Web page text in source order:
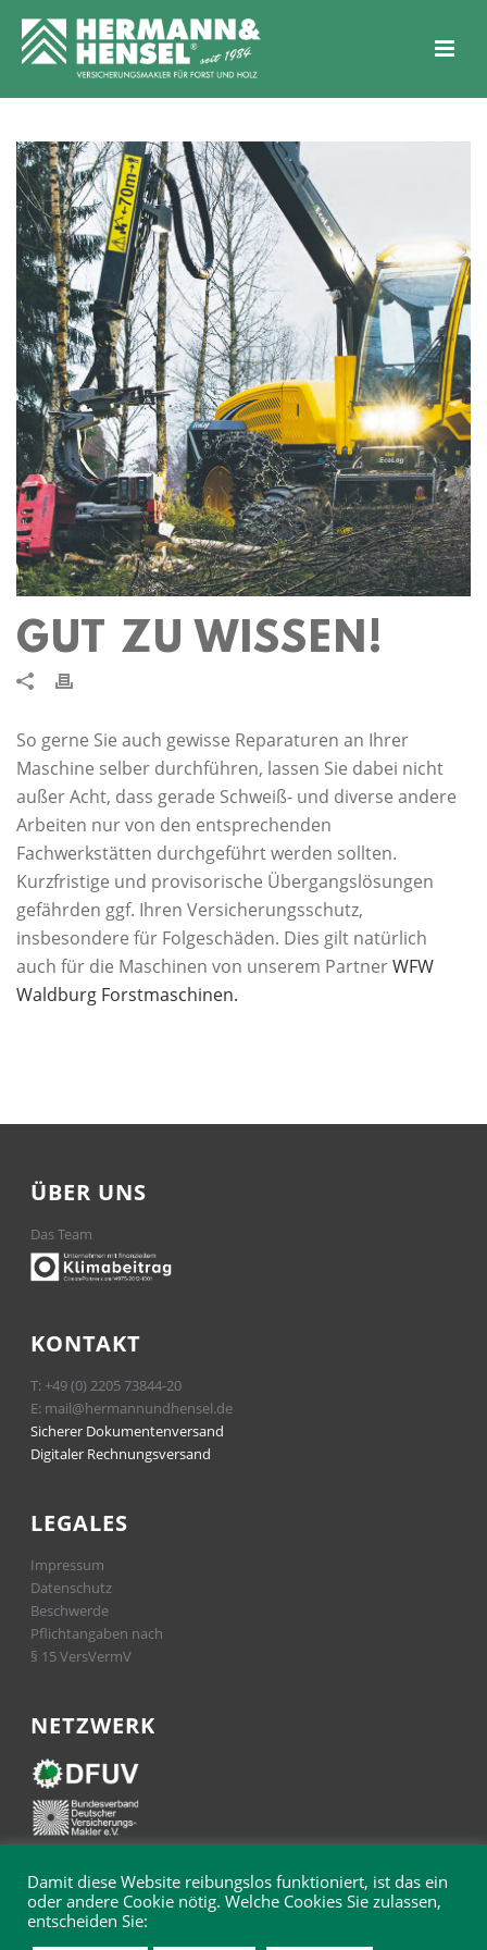
GUT ZU WISSEN!
So gerne Sie auch gewisse Reparaturen an Ihrer
Maschine selber durchführen, lassen Sie dabei nicht
außer Acht, dass gerade Schweiß- und diverse andere
Arbeiten nur von den entsprechenden
Fachwerkstätten durchgeführt werden sollten.
Kurzfristige und provisorische Übergangslösungen
gefährden ggf. Ihren Versicherungsschutz,
insbesondere für Folgeschäden. Dies gilt natürlich
auch für die Maschinen von unserem PartnerWFW
Waldburg Forstmaschinen.
ÜBER UNS
Das Team
KONTAKT
T: +49 (0) 2205 73844-20
E: mail@hermannundhensel.de
Sicherer Dokumentenversand
Digitaler Rechnungsversand
LEGALES
Impressum
Datenschutz
Beschwerde
Pflichtangaben nach
§ 15 VersVermV
NETZWERK
Damit diese Website reibungslos funktioniert, ist das ein
oder andere Cookie nötig. Welche Cookies Sie zulassen,
entscheiden Sie: